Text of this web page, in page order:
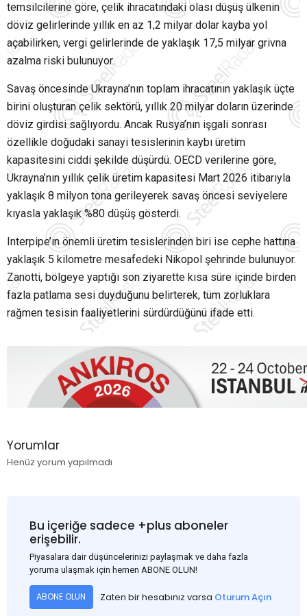
temsilcilerine göre, çelik ihracatındaki olası düşüş ülkenin
döviz gelirlerinde yıllık en az 1,2 milyar dolar kayba yol
açabilirken, vergi gelirlerinde de yaklaşık 17,5 milyar grivna
azalma riski bulunuyor.
Savaş öncesinde Ukrayna’nın toplam ihracatının yaklaşık üçte
birini oluşturan çelik sektörü, yıllık 20 milyar doların üzerinde
döviz girdisi sağlıyordu. Ancak Rusya’nın işgali sonrası
özellikle doğudaki sanayi tesislerinin kaybı üretim
kapasitesini ciddi şekilde düşürdü. OECD verilerine göre,
Ukrayna’nın yıllık çelik üretim kapasitesi Mart 2026 itibarıyla
yaklaşık 8 milyon tona gerileyerek savaş öncesi seviyelere
kıyasla yaklaşık %80 düşüş gösterdi.
Interpipe’ın önemli üretim tesislerinden biri ise cephe hattına
yaklaşık 5 kilometre mesafedeki Nikopol şehrinde bulunuyor.
Zanotti, bölgeye yaptığı son ziyarette kısa süre içinde birden
fazla patlama sesi duyduğunu belirterek, tüm zorluklara
rağmen tesisin faaliyetlerini sürdürdüğünü ifade etti.
Yorumlar
Henüz yorum yapılmadı
Bu içeriğe sadece +plus aboneler
erişebilir.
Piyasalara dair düşüncelerinizi paylaşmak ve daha fazla
yoruma ulaşmak için hemen ABONE OLUN!
ABONE OLUN Zaten bir hesabınız varsa Oturum Açın